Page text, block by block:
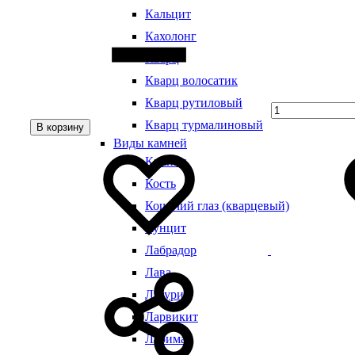
Кальцит
Кахолонг
Кварц волосатик
Кварц рутиловый
Кварц турмалиновый
Виды камней
Кианит
Кость
Кошачий глаз (кварцевый)
Кунцит
Лабрадор
Лава
Лазурит
Ларвикит
Ларимар
В корзину